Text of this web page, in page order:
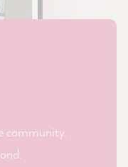
community.